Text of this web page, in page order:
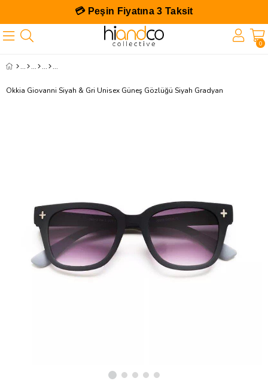
💳 Peşin Fiyatına 3 Taksit
0
Okkia Giovanni Siyah & Gri Unisex Güneş Gözlüğü Siyah Gradyan